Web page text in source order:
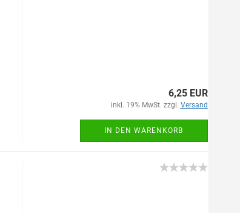
6,25 EUR
inkl. 19% MwSt. zzgl. Versand
IN DEN WARENKORB